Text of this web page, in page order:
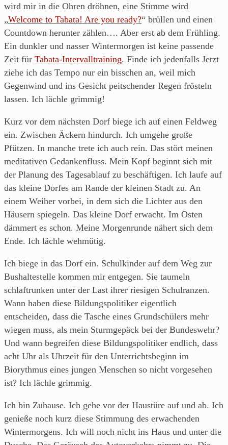
wird mir in die Ohren dröhnen, eine Stimme wird
„Welcome to Tabata! Are you ready?“ brüllen und einen
Countdown herunter zählen…. Aber erst ab dem Frühling.
Ein dunkler und nasser Wintermorgen ist keine passende
Zeit für Tabata-Intervalltraining. Finde ich jedenfalls Jetzt
ziehe ich das Tempo nur ein bisschen an, weil mich
Gegenwind und ins Gesicht peitschender Regen frösteln
lassen. Ich lächle grimmig!
Kurz vor dem nächsten Dorf biege ich auf einen Feldweg
ein. Zwischen Äckern hindurch. Ich umgehe große
Pfützen. In manche trete ich auch rein. Das stört meinen
meditativen Gedankenfluss. Mein Kopf beginnt sich mit
der Planung des Tagesablauf zu beschäftigen. Ich laufe auf
das kleine Dorfes am Rande der kleinen Stadt zu. An
einem Weiher vorbei, in dem sich die Lichter aus den
Häusern spiegeln. Das kleine Dorf erwacht. Im Osten
dämmert es schon. Meine Morgenrunde nähert sich dem
Ende. Ich lächle wehmütig.
Ich biege in das Dorf ein. Schulkinder auf dem Weg zur
Bushaltestelle kommen mir entgegen. Sie taumeln
schlaftrunken unter der Last ihrer riesigen Schulranzen.
Wann haben diese Bildungspolitiker eigentlich
entscheiden, dass die Tasche eines Grundschülers mehr
wiegen muss, als mein Sturmgepäck bei der Bundeswehr?
Und wann begreifen diese Bildungspolitiker endlich, dass
acht Uhr als Uhrzeit für den Unterrichtsbeginn im
Biorythmus eines jungen Menschen so nicht vorgesehen
ist? Ich lächle grimmig.
Ich bin Zuhause. Ich gehe vor der Haustüre auf und ab. Ich
genieße noch kurz diese Stimmung des erwachenden
Wintermorgens. Ich will noch nicht ins Haus und unter die